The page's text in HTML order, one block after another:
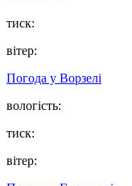
тиск:
вітер:
Погода у Ворзелі
вологість:
тиск:
вітер: